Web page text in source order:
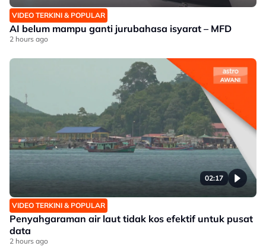
VIDEO TERKINI & POPULAR
AI belum mampu ganti jurubahasa isyarat – MFD
2 hours ago
02:17
VIDEO TERKINI & POPULAR
Penyahgaraman air laut tidak kos efektif untuk pusat
data
2 hours ago